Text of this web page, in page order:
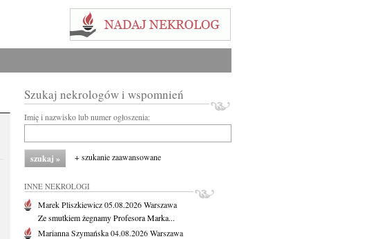
Szukaj nekrologów i wspomnień
Imię i nazwisko lub numer ogłoszenia:
+ szukanie zaawansowane
INNE NEKROLOGI
Marek Pliszkiewicz05.08.2026Warszawa
Ze smutkiem żegnamy Profesora Marka...
Marianna Szymańska04.08.2026Warszawa